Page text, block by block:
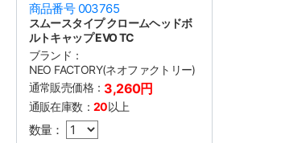
商品番号 003765
スムースタイプ クロームヘッドボ
ルトキャップ EVO TC
ブランド：
NEO FACTORY(ネオファクトリー)
通常販売価格： 3,260円
通販在庫数： 20以上
数量：